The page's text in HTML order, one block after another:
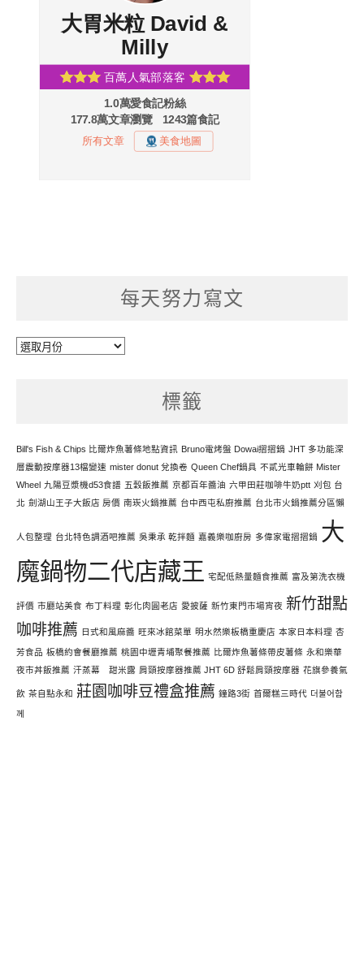
每天努力寫文
每
標籤
Bill's Fish & Chips 比爾炸魚薯條地點資訊 Bruno電烤盤 Dowai摺摺鍋 JHT 多功能深
層震動按摩器13檔變速 mister donut 兌換卷 Queen Chef鍋具 不貳光車輪餅 Mister
Wheel 九陽豆漿機d53食譜 五穀飯推薦 京都百年醬油 六甲田莊咖啡牛奶ptt 刈包 台
北 劍湖山王子大飯店 房價 南崁火鍋推薦 台中西屯私廚推薦 台北市火鍋推薦分區懶
人包整理 台北特色調酒吧推薦 吳秉承 乾拌麵 嘉義樂咖廚房 多偉家電摺摺鍋 大
魔鍋物二代店藏王 宅配低熱量麵食推薦 富及第洗衣機
評價 市廳站美食 布丁料理 彰化肉圓老店 愛披薩 新竹東門市場宵夜 新竹甜點
咖啡推薦 日式和風麻醬 旺來冰館菜單 明水然樂板橋重慶店 本家日本料理 杏
芳食品 板橋約會餐廳推薦 桃園中壢青埔聚餐推薦 比爾炸魚薯條帶皮薯條 永和樂華
夜市丼飯推薦 汗蒸幕 甜米露 肩頸按摩器推薦 JHT 6D 舒鬆肩頸按摩器 花旗參養氣
飲 茶自點永和 莊園咖啡豆禮盒推薦 鐘路3街 首爾糕三時代 더불어함
께